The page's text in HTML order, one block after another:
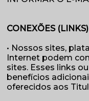
CONEXÕES
• Nossos sites,
Internet podem
sites. Esses links
benefícios
oferecidos aos